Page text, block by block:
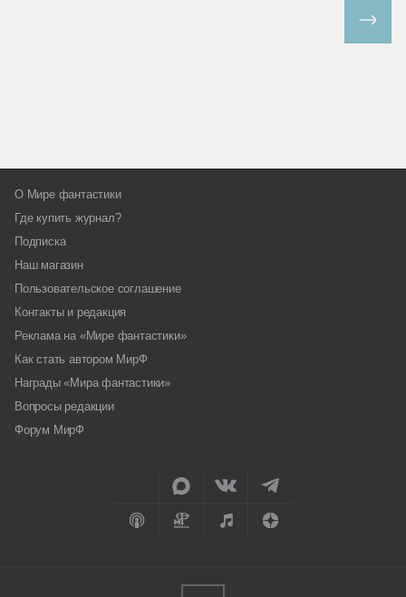
О Мире фантастики
Где купить журнал?
Подписка
Наш магазин
Пользовательское соглашение
Контакты и редакция
Реклама на «Мире фантастики»
Как стать автором МирФ
Награды «Мира фантастики»
Вопросы редакции
Форум МирФ